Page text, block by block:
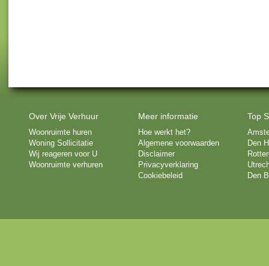
Over Vrije Verhuur
Woonruimte huren
Woning Sollicitatie
Wij reageren voor U
Woonruimte verhuren
Meer informatie
Hoe werkt het?
Algemene voorwaarden
Disclaimer
Privacyverklaring
Cookiebeleid
Top
Den
Den